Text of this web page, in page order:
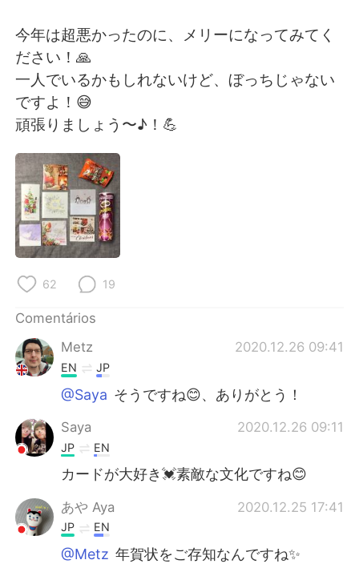
Tiếng Việt
今年は超悪かったのに、メリーになってみてく
ださい！🙏
一人でいるかもしれないけど、ぼっちじゃない
ですよ！😅
頑張りましょう〜♪！💪
62 19
Comentários
Metz
2020.12.26 09:41
EN JP
@Saya そうですね😊、ありがとう！
Saya 2020.12.26 09:11
JP EN
カードが大好き💓素敵な文化ですね😊
あや Aya 2020.12.25 17:41
JP EN
@Metz 年賀状をご存知なんですね✨